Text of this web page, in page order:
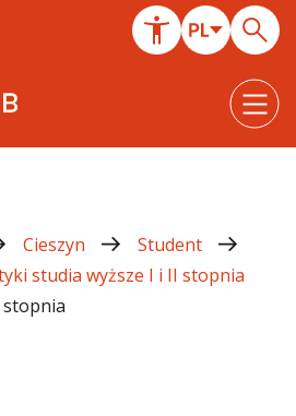
Cieszyn
Student
studia wyższe I i II stopnia